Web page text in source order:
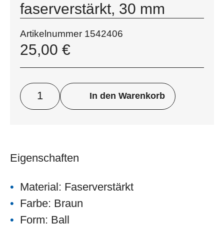
faserverstärkt, 30 mm
Artikelnummer 1542406
25,00 €
In den Warenkorb
Eigenschaften
Material: Faserverstärkt
Farbe: Braun
Form: Ball